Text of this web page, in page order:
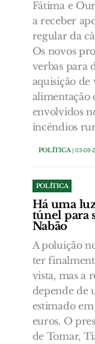
Fátima e
a receber
regular da
Os novos
verbas para
aquisição de
alimentação
envolvidos
incêndios
POLÍTICA | 03-08-
POLÍTICA
Há uma
túnel para
Nabão
A poluição
ter
vista, mas a
depende de
estimado
euros. O
de Tomar,